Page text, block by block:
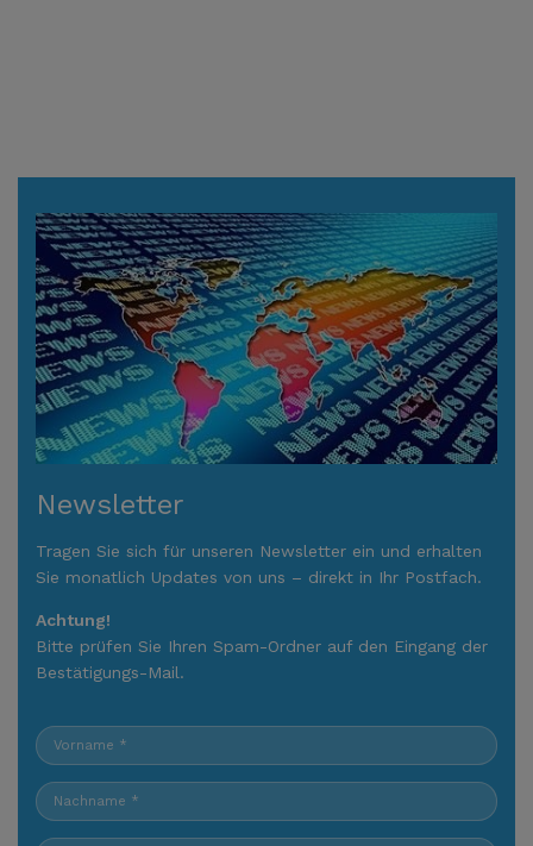
Newsletter
Tragen Sie sich für unseren Newsletter ein und erhalten
Sie monatlich Updates von uns – direkt in Ihr Postfach.
Achtung!
Bitte prüfen Sie Ihren Spam-Ordner auf den Eingang der
Bestätigungs-Mail.